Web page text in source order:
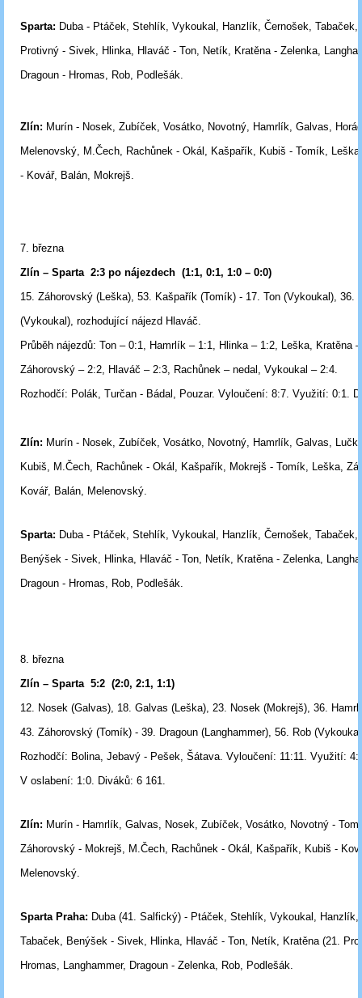
Sparta: Duba - Ptáček, Stehlík, Vykoukal, Hanzlík, Černošek, Tabaček,
Protivný - Sivek, Hlinka, Hlaváč - Ton, Netík, Kratěna - Zelenka,
Dragoun - Hromas, Rob, Podlešák.
Zlín: Murín - Nosek, Zubíček, Vosátko, Novotný, Hamrlík, Galvas,
Melenovský, M.Čech, Rachůnek - Okál, Kašpařík, Kubiš - Tomík,
- Kovář, Balán, Mokrejš.
7. března
Zlín – Sparta 2:3 po nájezdech (1:1, 0:1, 1:0 – 0:0)
15. Záhorovský (Leška), 53. Kašpařík (Tomík) - 17. Ton (Vykoukal), 36.
(Vykoukal), rozhodující nájezd Hlaváč.
Průběh nájezdů: Ton – 0:1, Hamrlík – 1:1, Hlinka – 1:2, Leška, Kratěna
Záhorovský – 2:2, Hlaváč – 2:3, Rachůnek – nedal, Vykoukal – 2:4.
Rozhodčí: Polák, Turčan - Bádal, Pouzar. Vyloučení: 8:7. Využití: 0:1.
Zlín: Murín - Nosek, Zubíček, Vosátko, Novotný, Hamrlík, Galvas,
Kubiš, M.Čech, Rachůnek - Okál, Kašpařík, Mokrejš - Tomík, Leška,
Kovář, Balán, Melenovský.
Sparta: Duba - Ptáček, Stehlík, Vykoukal, Hanzlík, Černošek, Tabaček,
Benýšek - Sivek, Hlinka, Hlaváč - Ton, Netík, Kratěna - Zelenka,
Dragoun - Hromas, Rob, Podlešák.
8. března
Zlín – Sparta 5:2 (2:0, 2:1, 1:1)
12. Nosek (Galvas), 18. Galvas (Leška), 23. Nosek (Mokrejš), 36.
43. Záhorovský (Tomík) - 39. Dragoun (Langhammer), 56. Rob
Rozhodčí: Bolina, Jebavý - Pešek, Šátava. Vyloučení: 11:11. Využití:
V oslabení: 1:0. Diváků: 6 161.
Zlín: Murín - Hamrlík, Galvas, Nosek, Zubíček, Vosátko, Novotný -
Záhorovský - Mokrejš, M.Čech, Rachůnek - Okál, Kašpařík, Kubiš -
Melenovský.
Sparta Praha: Duba (41. Salfický) - Ptáček, Stehlík, Vykoukal, Hanzlík,
Tabaček, Benýšek - Sivek, Hlinka, Hlaváč - Ton, Netík, Kratěna (21.
Hromas, Langhammer, Dragoun - Zelenka, Rob, Podlešák.